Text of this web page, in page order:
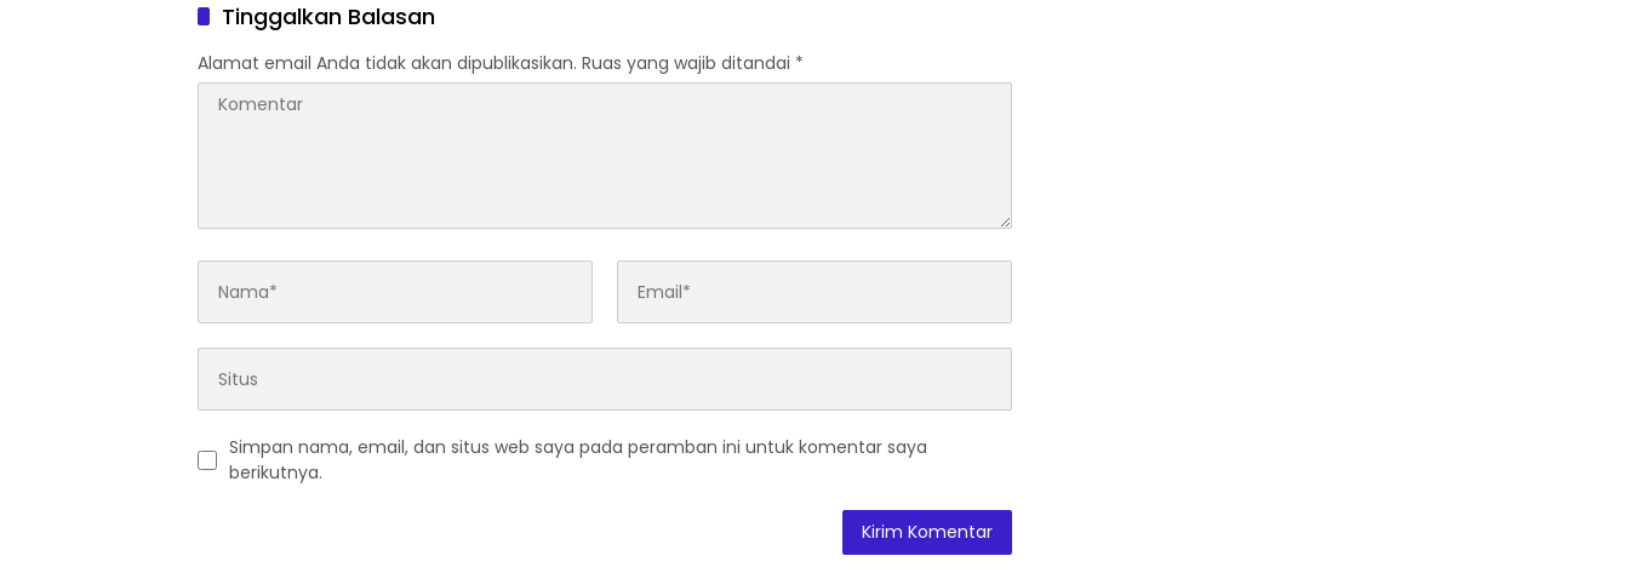
Tinggalkan Balasan
Alamat email Anda tidak akan dipublikasikan. Ruas yang wajib ditandai *
Simpan nama, email, dan situs web saya pada peramban ini untuk komentar saya
berikutnya.